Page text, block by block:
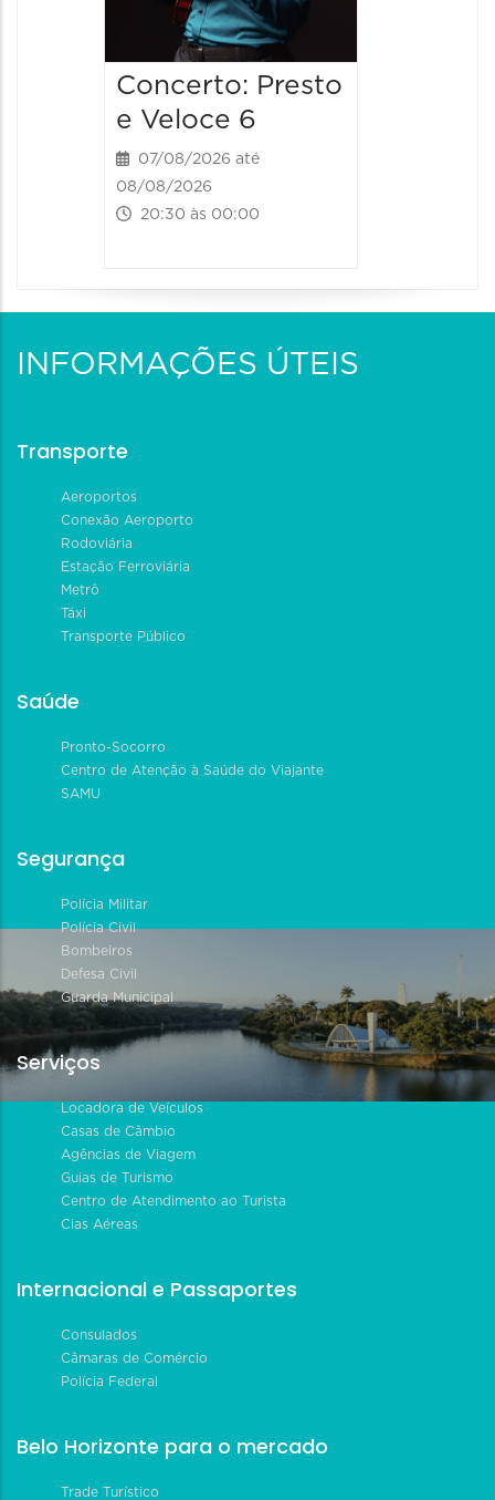
Concerto: Presto
e Veloce 6
07/08/2026 até
08/08/2026
20:30 às 00:00
INFORMAÇÕES ÚTEIS
Transporte
Aeroportos
Conexão Aeroporto
Rodoviária
Estação Ferroviária
Metrô
Táxi
Transporte Público
Saúde
Pronto-Socorro
Centro de Atenção à Saúde do Viajante
SAMU
Segurança
Polícia Militar
Polícia Civil
Bombeiros
Defesa Civil
Guarda Municipal
Serviços
Locadora de Veículos
Casas de Câmbio
Agências de Viagem
Guias de Turismo
Centro de Atendimento ao Turista
Cias Aéreas
Internacional e Passaportes
Consulados
Câmaras de Comércio
Polícia Federal
Belo Horizonte para o mercado
Trade Turístico